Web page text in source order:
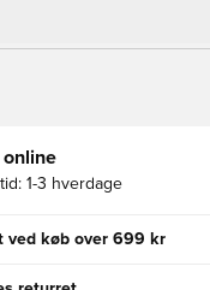
online
1-3 hverdage
ved køb over 699 kr